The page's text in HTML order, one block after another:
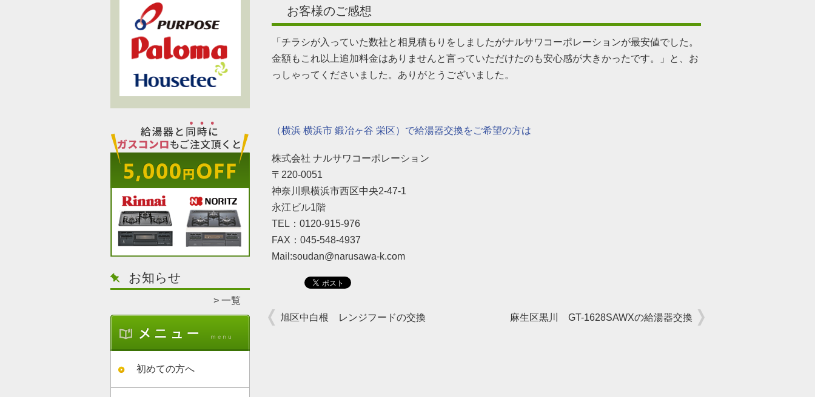
お知らせ
一覧
初めての方へ
お客様のご感想
「チラシが入っていた数社と相見積もりをしましたがナルサワコーポレーションが最安値でした。
金額もこれ以上追加料金はありませんと言っていただけたのも安心感が大きかったです。」と、お
っしゃってくださいました。ありがとうございました。
（横浜 横浜市 鍛冶ヶ谷 栄区）で給湯器交換をご希望の方は
株式会社 ナルサワコーポレーション
〒220-0051
神奈川県横浜市西区中央2-47-1
永江ビル1階
TEL：0120-915-976
FAX：045-548-4937
Mail:soudan@narusawa-k.com
旭区中白根 レンジフードの交換 麻生区黒川 GT-1628SAWXの給湯器交換